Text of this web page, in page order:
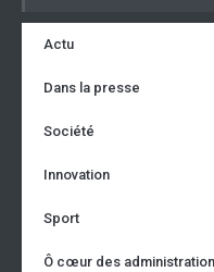
Actu
Dans la presse
Société
Innovation
Sport
Ô cœur des